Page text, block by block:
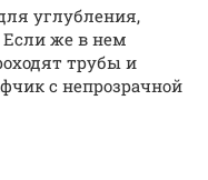
углубления,
Если же в нем
трубы и
с непрозрачной